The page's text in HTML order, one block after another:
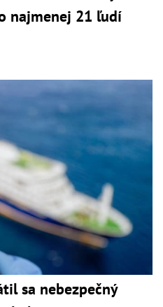
najmenej 21 ľudí
sa nebezpečný